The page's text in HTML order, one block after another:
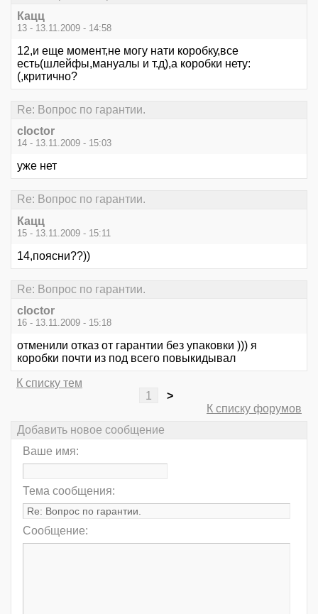
Кацц
13 - 13.11.2009 - 14:58
12,и еще момент,не могу нати коробку,все
есть(шлейфы,мануалы и т.д),а коробки нету:
(,критично?
Re: Вопрос по гарантии.
cloctor
14 - 13.11.2009 - 15:03
уже нет
Re: Вопрос по гарантии.
Кацц
15 - 13.11.2009 - 15:11
14,поясни??))
Re: Вопрос по гарантии.
cloctor
16 - 13.11.2009 - 15:18
отменили отказ от гарантии без упаковки ))) я
коробки почти из под всего повыкидывал
К списку тем
1
>
К списку форумов
Добавить новое сообщение
Ваше имя:
Тема сообщения:
Сообщение: